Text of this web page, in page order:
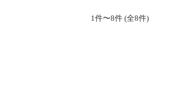
1件〜8件 (全8件)